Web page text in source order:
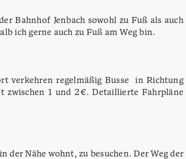
Bahnhof Jenbach sowohl zu Fuß als auch
ich gerne auch zu Fuß am Weg bin.
verkehren regelmäßig Busse in Richtung
zwischen 1 und 2 €. Detaillierte Fahrpläne
der Nähe wohnt, zu besuchen. Der Weg der